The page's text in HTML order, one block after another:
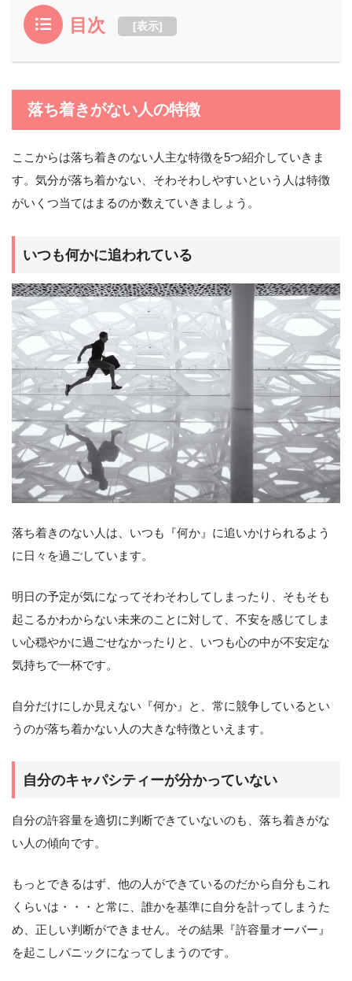
目次 [表示]
落ち着きがない人の特徴
ここからは落ち着きのない人主な特徴を5つ紹介していきま
す。気分が落ち着かない、そわそわしやすいという人は特徴
がいくつ当てはまるのか数えていきましょう。
いつも何かに追われている
落ち着きのない人は、いつも『何か』に追いかけられるよう
に日々を過ごしています。
明日の予定が気になってそわそわしてしまったり、そもそも
起こるかわからない未来のことに対して、不安を感じてしま
い心穏やかに過ごせなかったりと、いつも心の中が不安定な
気持ちで一杯です。
自分だけにしか見えない『何か』と、常に競争しているとい
うのが落ち着かない人の大きな特徴といえます。
自分のキャパシティーが分かっていない
自分の許容量を適切に判断できていないのも、落ち着きがな
い人の傾向です。
もっとできるはず、他の人ができているのだから自分もこれ
くらいは・・・と常に、誰かを基準に自分を計ってしまうた
め、正しい判断ができません。その結果『許容量オーバー』
を起こしパニックになってしまうのです。